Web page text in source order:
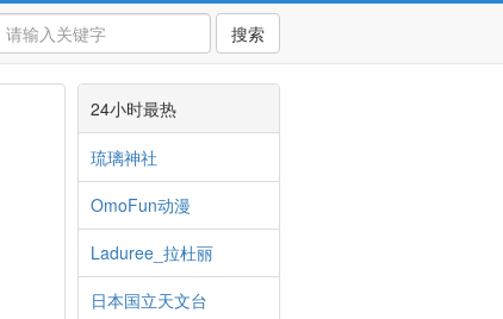
搜索
24小时最热
琉璃神社
OmoFun动漫
Laduree_拉杜丽
日本国立天文台